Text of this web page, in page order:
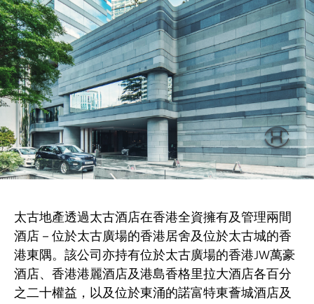
太古地產透過太古酒店在香港全資擁有及管理兩間
酒店－位於太古廣場的香港居舍及位於太古城的香
港東隅。該公司亦持有位於太古廣場的香港JW萬豪
酒店、香港港麗酒店及港島香格里拉大酒店各百分
之二十權益，以及位於東涌的諾富特東薈城酒店及